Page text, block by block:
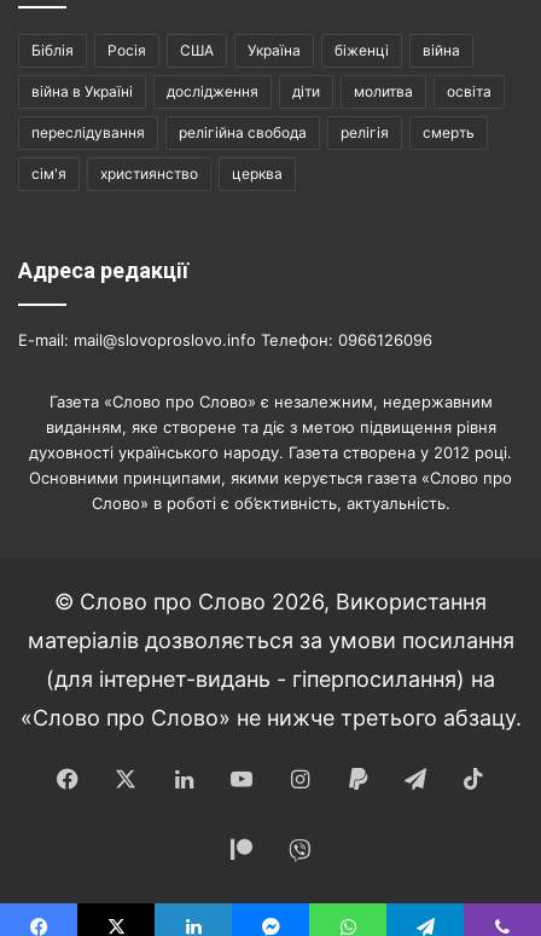
Біблія Росія США Україна біженці війна
війна в Україні дослідження діти молитва освіта
переслідування релігійна свобода релігія смерть
сім'я християнство церква
Адреса редакції
E-mail: mail@slovoproslovo.info Телефон: 0966126096
Газета «Слово про Слово» є незалежним, недержавним
виданням, яке створене та діє з метою підвищення рівня
духовності українського народу. Газета створена у 2012 році.
Основними принципами, якими керується газета «Слово про
Слово» в роботі є об’єктивність, актуальність.
© Слово про Слово 2026, Використання
матеріалів дозволяється за умови посилання
(для інтернет-видань - гіперпосилання) на
«Слово про Слово» не нижче третього абзацу.
Facebook LinkedInYouTubeInstagram
Paypal Telegram
Patreon